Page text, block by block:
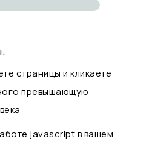
страницы и кликаете
превышающую
javascript в вашем